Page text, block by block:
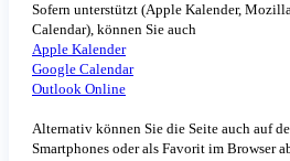
Sofern unterstützt (Apple Kalender,
Calendar), können Sie auch
Apple Kalender
Google Calendar
Outlook Online
Alternativ können Sie die Seite auch auf
Smartphones oder als Favorit im Browser